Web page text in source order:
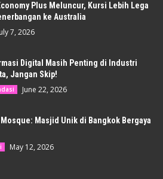
Plus Meluncur, Kursi Lebih Lega
ke Australia
7, 2026
Digital Masih Penting di Industri
Jangan Skip!
June 22, 2026
Mosque: Masjid Unik di Bangkok Bergaya
May 12, 2026